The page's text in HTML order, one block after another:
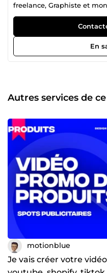
freelance, Graphiste et
d'expérience dans
quotidien : After Effects,
Photoshop &amp;
En
Autres services de
motionblue
Je vais créer votre